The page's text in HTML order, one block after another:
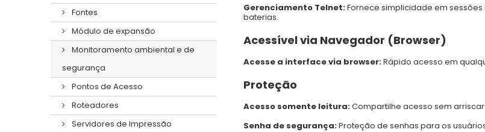
Fontes
Módulo de expansão
Monitoramento ambiental e de
segurança
Pontos de Acesso
Roteadores
Servidores de Impressão
Gerenciamento Telnet:Fornece simplicidade em
baterias.
Acessível via Navegador (Browser)
Acesse a interface via browser:Rápido acesso em
Proteção
Acesso somente leitura:Compartilhe acesso sem
Senha de segurança:Proteção de senhas para os